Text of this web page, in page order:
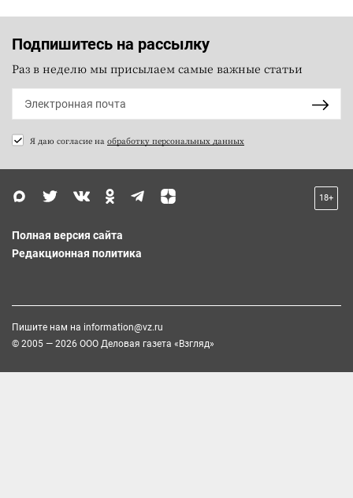
Подпишитесь на рассылку
Раз в неделю мы присылаем самые важные статьи
Я даю согласие на обработку персональных данных
18+
Полная версия сайта
Редакционная политика
Пишите нам на information@vz.ru
© 2005 — 2026 ООО Деловая газета «Взгляд»